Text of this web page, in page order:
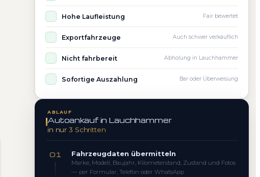
Hohe Laufleistung Fair bewertet
Exportfahrzeuge Auch schwer verkäuflich
Nicht fahrbereit Abholung in Lauchhammer
Sofortige Auszahlung Bar oder Überweisung
ABLAUF
Autoankauf in Lauchhammer
in nur 3 Schritten
01 Fahrzeugdaten übermitteln
Marke, Modell, Baujahr, Kilometerstand, Zustand und Fotos
— per Formular, Telefon oder WhatsApp